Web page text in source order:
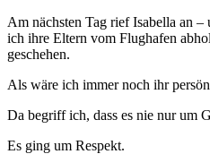
Am nächsten Tag rief Isabella an
ich ihre Eltern vom Flughafen
geschehen.
Als wäre ich immer noch ihr
Da begriff ich, dass es nie nur um
Es ging um Respekt.